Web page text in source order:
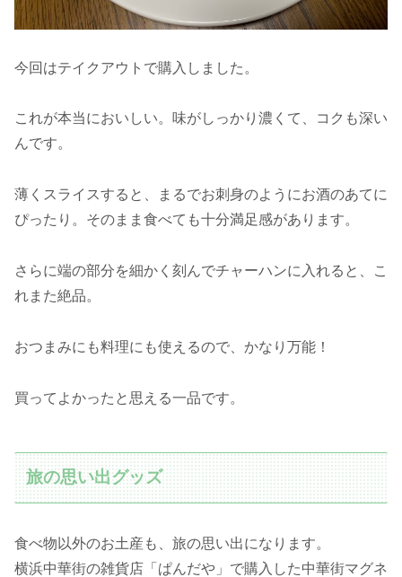
今回はテイクアウトで購入しました。
これが本当においしい。味がしっかり濃くて、コクも深い
んです。
薄くスライスすると、まるでお刺身のようにお酒のあてに
ぴったり。そのまま食べても十分満足感があります。
さらに端の部分を細かく刻んでチャーハンに入れると、こ
れまた絶品。
おつまみにも料理にも使えるので、かなり万能！
買ってよかったと思える一品です。
旅の思い出グッズ
食べ物以外のお土産も、旅の思い出になります。
横浜中華街の雑貨店「ぱんだや」で購入した中華街マグネ